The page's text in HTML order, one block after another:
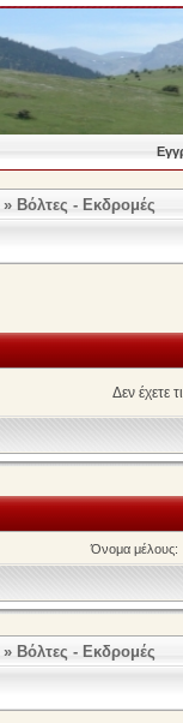
» Βόλτες - Εκδρομές
Δεν έχετε
Όνομα μέλους:
» Βόλτες - Εκδρομές